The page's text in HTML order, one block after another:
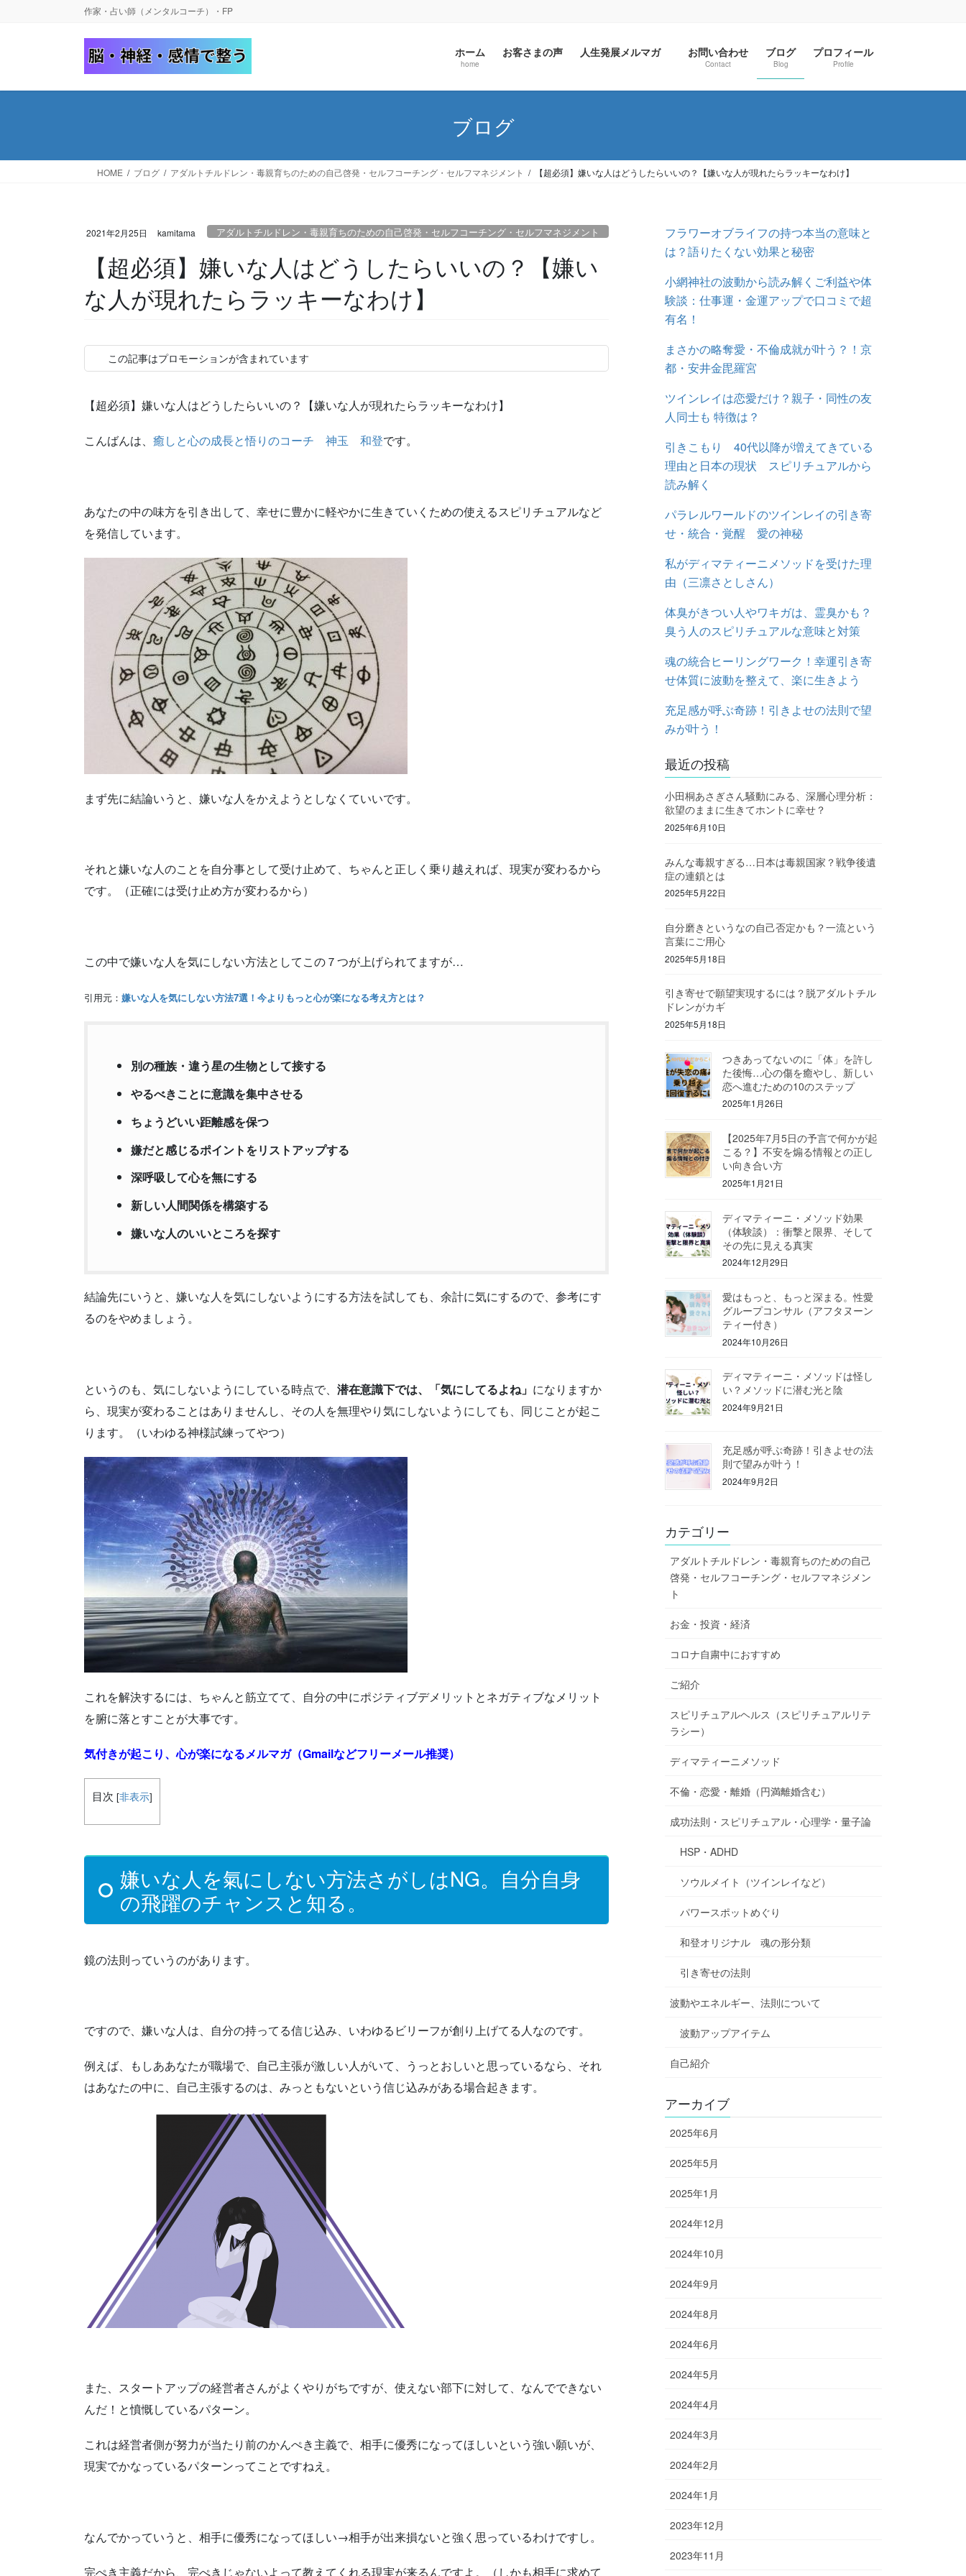
へ
プ
ョ
動
作家・占い師（メンタルコーチ）・FP
ホーム
home
お客さまの声 人生発展メルマガ お問い合わせ
Contact
ブログ
Blog
プロフィール
Profile
ブログ
HOME ブログ アダルトチルドレン・毒親育ちのための自己啓発・セルフコーチング・セルフマネジメント 【超必須】嫌いな人はどうしたらいいの？【嫌いな人が現れたらラッキーなわけ】
2021年2月25日 kamitama アダルトチルドレン・毒親育ちのための自己啓発・セルフコーチング・セルフマネジメント
【超必須】嫌いな人はどうしたらいいの？【嫌い
な人が現れたらラッキーなわけ】
この記事はプロモーションが含まれています
【超必須】嫌いな人はどうしたらいいの？【嫌いな人が現れたらラッキーなわけ】
こんばんは、 癒しと心の成長と悟りのコーチ 神玉 和登です。
あなたの中の味方を引き出して、幸せに豊かに軽やかに生きていくための使えるスピリチュアルなど
を発信しています。
まず先に結論いうと、嫌いな人をかえようとしなくていいです。
それと嫌いな人のことを自分事として受け止めて、ちゃんと正しく乗り越えれば、現実が変わるから
です。（正確には受け止め方が変わるから）
この中で嫌いな人を気にしない方法としてこの７つが上げられてますが…
引用元： 嫌いな人を気にしない方法7選！今よりもっと心が楽になる考え方とは？
別の種族・違う星の生物として接する
やるべきことに意識を集中させる
ちょうどいい距離感を保つ
嫌だと感じるポイントをリストアップする
深呼吸して心を無にする
新しい人間関係を構築する
嫌いな人のいいところを探す
結論先にいうと、嫌いな人を気にしないようにする方法を試しても、余計に気にするので、参考にす
るのをやめましょう。
というのも、気にしないようにしている時点で、 潜在意識下では、「気にしてるよね」 になりますか
ら、現実が変わることはありませんし、その人を無理やり気にしないようにしても、同じことが起こ
ります。（いわゆる神様試練ってやつ）
これを解決するには、ちゃんと筋立てて、自分の中にポジティブデメリットとネガティブなメリット
を腑に落とすことが大事です。
気付きが起こり、心が楽になるメルマガ（Gmailなどフリーメール推奨）
目次 [非表示]
嫌いな人を氣にしない方法さがしはNG。自分自身
の飛躍のチャンスと知る。
鏡の法則っていうのがあります。
ですので、嫌いな人は、自分の持ってる信じ込み、いわゆるビリーフが創り上げてる人なのです。
例えば、もしああなたが職場で、自己主張が激しい人がいて、うっとおしいと思っているなら、それ
はあなたの中に、自己主張するのは、みっともないという信じ込みがある場合起きます。
また、スタートアップの経営者さんがよくやりがちですが、使えない部下に対して、なんでできない
んだ！と憤慨しているパターン。
これは経営者側が努力が当たり前のかんぺき主義で、相手に優秀になってほしいという強い願いが、
現実でかなっているパターンってことですねえ。
なんでかっていうと、相手に優秀になってほしい→相手が出来損ないと強く思っているわけですし。
完ぺき主義だから、完ぺきじゃないよって教えてくれる現実が来るんですよ。（しかも相手に求めて
フラワーオブライフの持つ本当の意味と
は？語りたくない効果と秘密
小網神社の波動から読み解くご利益や体
験談：仕事運・金運アップで口コミで超
有名！
まさかの略奪愛・不倫成就が叶う？！京
都・安井金毘羅宮
ツインレイは恋愛だけ？親子・同性の友
人同士も 特徴は？
引きこもり 40代以降が増えてきている
理由と日本の現状 スピリチュアルから
読み解く
パラレルワールドのツインレイの引き寄
せ・統合・覚醒 愛の神秘
私がディマティーニメソッドを受けた理
由（三凛さとしさん）
体臭がきつい人やワキガは、霊臭かも？
臭う人のスピリチュアルな意味と対策
魂の統合ヒーリングワーク！幸運引き寄
せ体質に波動を整えて、楽に生きよう
充足感が呼ぶ奇跡！引きよせの法則で望
みが叶う！
最近の投稿
小田桐あさぎさん騒動にみる、深層心理分析：
欲望のままに生きてホントに幸せ？
2025年6月10日
みんな毒親すぎる…日本は毒親国家？戦争後遺
症の連鎖とは
2025年5月22日
自分磨きというなの自己否定かも？一流という
言葉にご用心
2025年5月18日
引き寄せで願望実現するには？脱アダルトチル
ドレンがカギ
2025年5月18日
つきあってないのに「体」を許し
た後悔…心の傷を癒やし、新しい
恋へ進むための10のステップ
2025年1月26日
【2025年7月5日の予言で何かが起
こる？】不安を煽る情報との正し
い向き合い方
2025年1月21日
ディマティーニ・メソッド効果
（体験談）：衝撃と限界、そして
その先に見える真実
2024年12月29日
愛はもっと、もっと深まる。性愛
グループコンサル（アフタヌーン
ティー付き）
2024年10月26日
ディマティーニ・メソッドは怪し
い？メソッドに潜む光と陰
2024年9月21日
充足感が呼ぶ奇跡！引きよせの法
則で望みが叶う！
2024年9月2日
カテゴリー
アダルトチルドレン・毒親育ちのための自己
啓発・セルフコーチング・セルフマネジメン
ト
お金・投資・経済
コロナ自粛中におすすめ
ご紹介
スピリチュアルヘルス（スピリチュアルリテ
ラシー）
ディマティーニメソッド
不倫・恋愛・離婚（円満離婚含む）
成功法則・スピリチュアル・心理学・量子論
HSP・ADHD
ソウルメイト（ツインレイなど）
パワースポットめぐり
和登オリジナル 魂の形分類
引き寄せの法則
波動やエネルギー、法則について
波動アップアイテム
自己紹介
アーカイブ
2025年6月
2025年5月
2025年1月
2024年12月
2024年10月
2024年9月
2024年8月
2024年6月
2024年5月
2024年4月
2024年3月
2024年2月
2024年1月
2023年12月
2023年11月